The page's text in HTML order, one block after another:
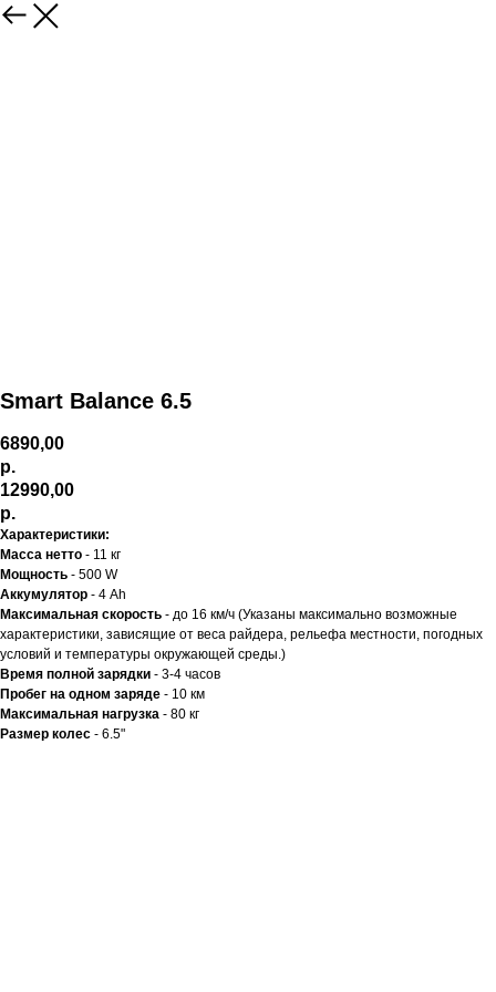
Smart Balance 6.5
6890,00
р.
12990,00
р.
Характеристики:
Масса нетто - 11 кг
Мощность - 500 W
Аккумулятор - 4 Аh
Максимальная скорость - до 16 км/ч (Указаны максимально возможные
характеристики, зависящие от веса райдера, рельефа местности, погодных
условий и температуры окружающей среды.)
Время полной зарядки - 3-4 часов
Пробег на одном заряде - 10 км
Максимальная нагрузка - 80 кг
Размер колес - 6.5"